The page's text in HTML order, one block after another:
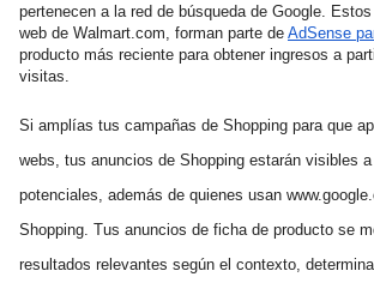
pertenecen a la red de búsqueda de Google.
web de Walmart.com, forman parte de AdSense
producto más reciente para obtener ingresos a
visitas.
Si amplías tus campañas de Shopping para que
webs, tus anuncios de Shopping estarán visibles
potenciales, además de quienes usan
Shopping. Tus anuncios de ficha de producto se
resultados relevantes según el contexto,